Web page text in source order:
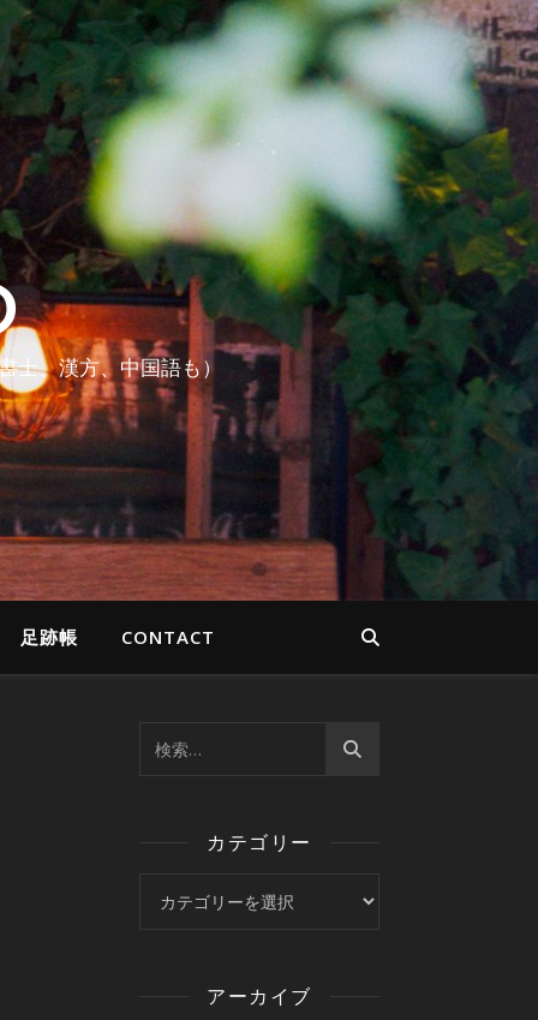
士、漢方、中国語も）
足跡帳 CONTACT
カテゴリー
アーカイブ